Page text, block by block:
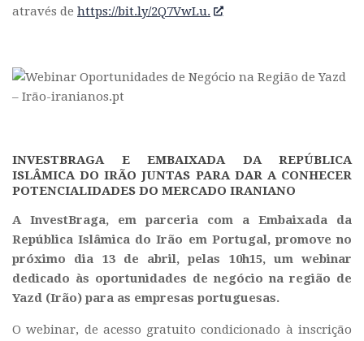
através de https://bit.ly/2Q7VwLu.
INVESTBRAGA E EMBAIXADA DA REPÚBLICA
ISLÂMICA DO IRÃO JUNTAS PARA DAR A CONHECER
POTENCIALIDADES DO MERCADO IRANIANO
A InvestBraga, em parceria com a Embaixada da
República Islâmica do Irão em Portugal, promove no
próximo dia 13 de abril, pelas 10h15, um webinar
dedicado às oportunidades de negócio na região de
Yazd (Irão) para as empresas portuguesas.
O webinar, de acesso gratuito condicionado à inscrição